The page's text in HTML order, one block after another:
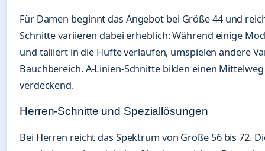
Für Damen beginnt das Angebot bei Größe 44 und
Schnitte variieren dabei erheblich: Während einige
und taliiert in die Hüfte verlaufen, umspielen andere
Bauchbereich. A-Linien-Schnitte bilden einen
verdeckend.
Herren-Schnitte und Speziallösungen
Bei Herren reicht das Spektrum von Größe 56 bis 72.